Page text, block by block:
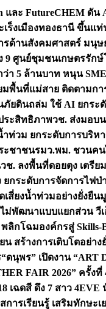
และ FutureCHEM
ร็งเมืองทองธานี ขึ้นแท่
ด้านสังคมศาสตร์ ม
ศูนย์ชุมชนเกษตรรัก
า 5 ล้านบาท หนุน
ยมพื้นที่แม่สาย ติดตาม
ภัยดินถล่ม ใช้ AI ยกร
ระสิทธิภาพวช. ส่งมอบน
ท่วม ยกระดับการบริ
ะชาชนรมว.พม. ชวนคน
วช. ลงพื้นที่ดอยตุง เตรี
ระดับการจัดการไฟป่
สี่ยงน้ำท่วมอย่างยั่งยืน
ม่พัฒนาแบบแยกส่วน
พลิกโฉมองค์กรสู่
สร้างการเติบโตอย่าง
“ดนุพร” เปิดงาน
FAIR 2026” ค
เฉดสี ดึง 7 สาว
การเรียนรู้ เสริมทักษะ